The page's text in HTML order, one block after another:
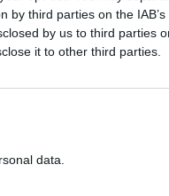
third parties on the
by us to third parties
it to other third parties.
data.